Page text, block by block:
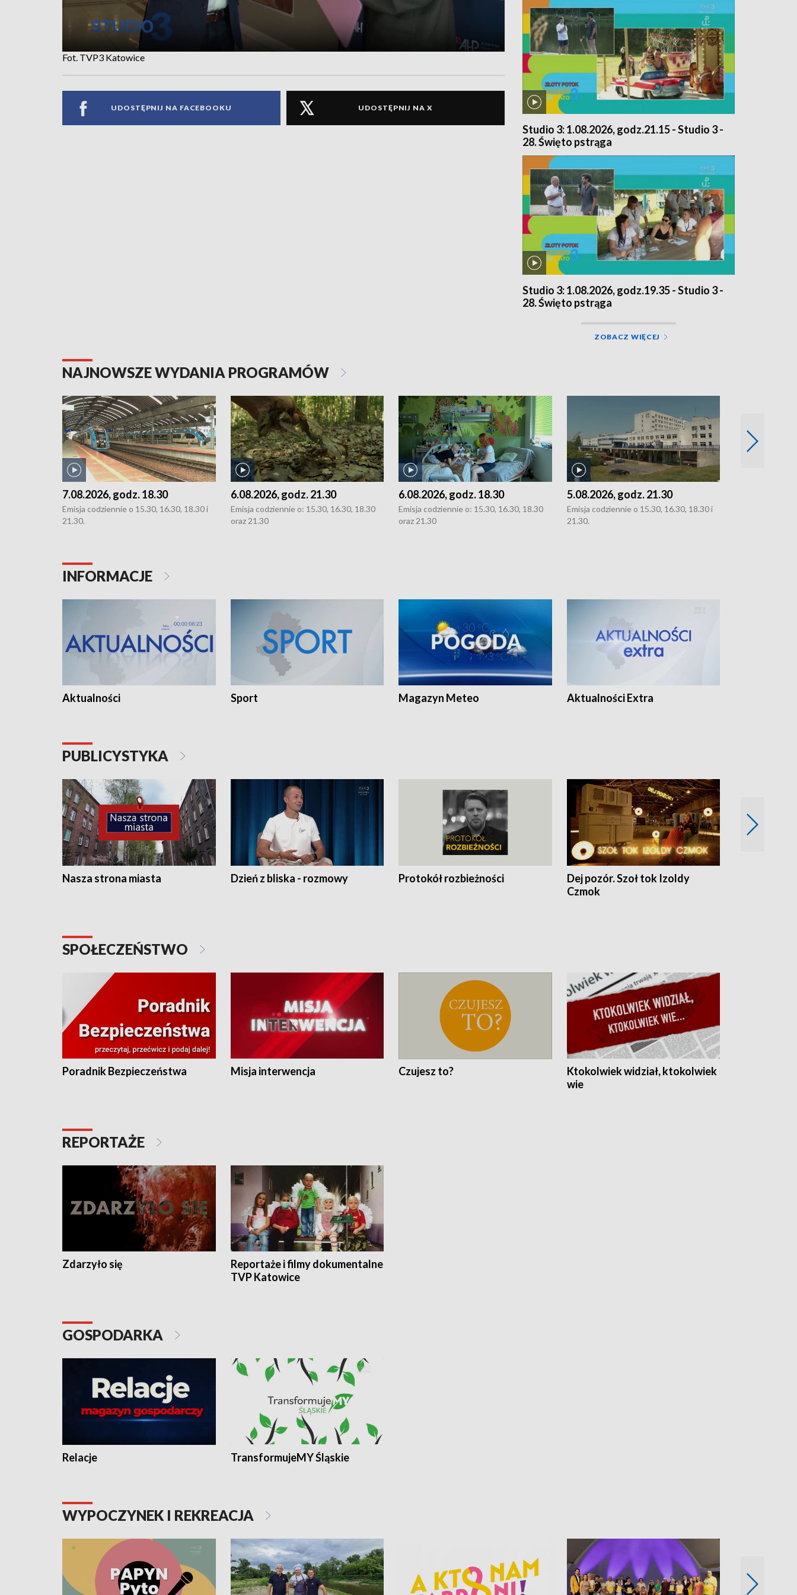
Fot. TVP3 Katowice
UDOSTĘPNIJ NA FACEBOOKU UDOSTĘPNIJ NA X
Studio 3: 1.08.2026, godz.21.15 - Studio 3 -
28. Święto pstrąga
Studio 3: 1.08.2026, godz.19.35 - Studio 3 -
28. Święto pstrąga
ZOBACZ WIĘCEJ
NAJNOWSZE WYDANIA PROGRAMÓW
7.08.2026, godz. 18.30
Emisja codziennie o 15.30, 16.30, 18.30 i
21.30.
6.08.2026, godz. 21.30
Emisja codziennie o: 15.30, 16.30, 18.30
oraz 21.30
6.08.2026, godz. 18.30
Emisja codziennie o: 15.30, 16.30, 18.30
oraz 21.30
5.08.2026, godz. 21.30
Emisja codziennie o 15.30, 16.30, 18.30 i
21.30.
INFORMACJE
Aktualności Sport Magazyn Meteo Aktualności Extra
PUBLICYSTYKA
Nasza strona miasta Dzień z bliska - rozmowy Protokół rozbieżności
Dej pozór. Szoł tok Izoldy
Czmok
SPOŁECZEŃSTWO
Poradnik Bezpieczeństwa Misja interwencja Czujesz to?
Ktokolwiek widział, ktokolwiek
wie
REPORTAŻE
Zdarzyło się
Reportaże i filmy dokumentalne
TVP Katowice
GOSPODARKA
Relacje TransformujeMY Śląskie
WYPOCZYNEK I REKREACJA